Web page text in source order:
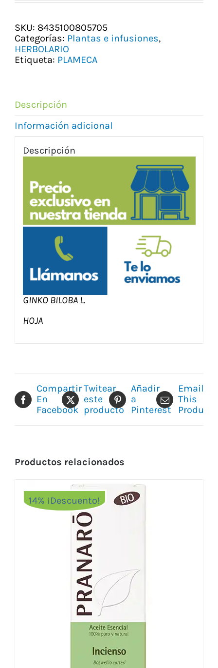
SKU: 8435100805705
Categorías: Plantas e infusiones,
HERBOLARIO
Etiqueta: PLAMECA
Descripción
Información adicional
Descripción
GINKO BILOBA L.
HOJA
Compartir
En
Facebook
Twitear
este
producto
Añadir
a
Pinterest
Email
This
Product
Productos relacionados
14% ¡Descuento!